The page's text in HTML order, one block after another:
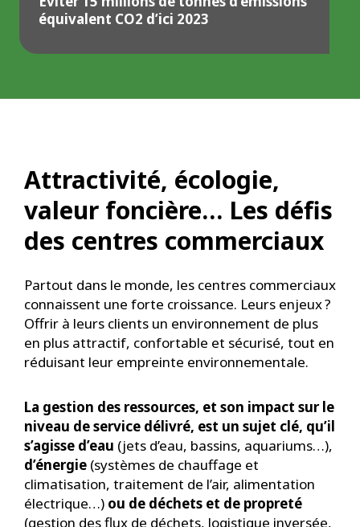
équivalent CO2 d’ici 2023
Attractivité, écologie,
valeur foncière… Les défis
des centres commerciaux
Partout dans le monde, les centres commerciaux
connaissent une forte croissance. Leurs enjeux ?
Offrir à leurs clients un environnement de plus
en plus attractif, confortable et sécurisé, tout en
réduisant leur empreinte environnementale.
La gestion des ressources, et son impact sur le
niveau de service délivré, est un sujet clé, qu’il
s’agisse d’eau (jets d’eau, bassins, aquariums…),
d’énergie (systèmes de chauffage et
climatisation, traitement de l’air, alimentation
électrique…) ou de déchets et de propreté
(gestion des flux de déchets, logistique inversée,